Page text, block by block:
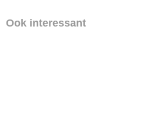
Ook interessant